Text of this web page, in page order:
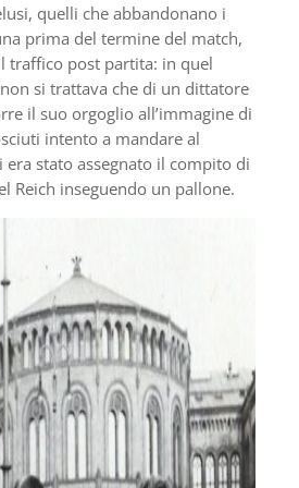
quelli che abbandonano i
prima del termine del match,
traffico post partita: in quel
si trattava che di un dittatore
il suo orgoglio all’immagine di
intento a mandare al
era stato assegnato il compito di
Reich inseguendo un pallone.